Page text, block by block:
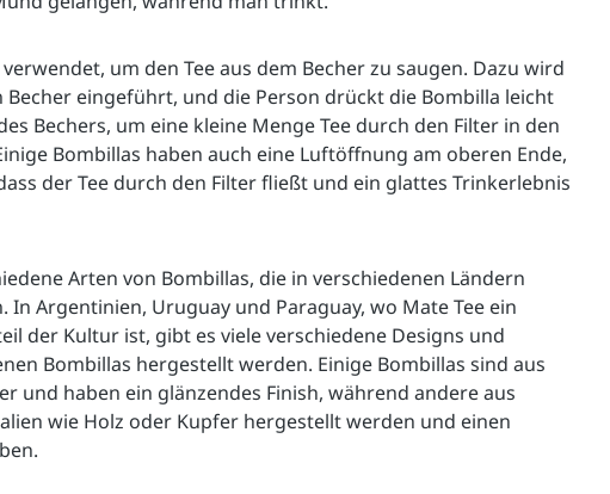
um den Tee aus dem Becher zu saugen. Dazu wird
Becher eingeführt, und die Person drückt die Bombilla leicht
Bechers, um eine kleine Menge Tee durch den Filter in den
Bombillas haben auch eine Luftöffnung am oberen Ende,
der Tee durch den Filter fließt und ein glattes Trinkerlebnis
Arten von Bombillas, die in verschiedenen Ländern
In Argentinien, Uruguay und Paraguay, wo Mate Tee ein
der Kultur ist, gibt es viele verschiedene Designs und
Bombillas hergestellt werden. Einige Bombillas sind aus
und haben ein glänzendes Finish, während andere aus
wie Holz oder Kupfer hergestellt werden und einen